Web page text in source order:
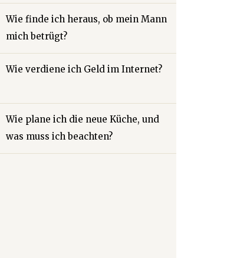
Wie finde ich heraus, ob mein Mann
mich betrügt?
Wie verdiene ich Geld im Internet?
Wie plane ich die neue Küche, und
was muss ich beachten?